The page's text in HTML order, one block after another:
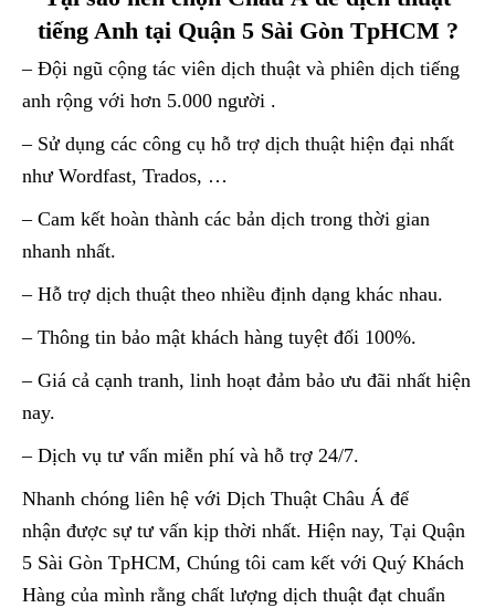
tiếng Anh tại Quận 5 Sài Gòn TpHCM ?
– Đội ngũ cộng tác viên dịch thuật và phiên dịch tiếng
anh rộng với hơn 5.000 người .
– Sử dụng các công cụ hỗ trợ dịch thuật hiện đại nhất
như Wordfast, Trados, …
– Cam kết hoàn thành các bản dịch trong thời gian
nhanh nhất.
– Hỗ trợ dịch thuật theo nhiều định dạng khác nhau.
– Thông tin bảo mật khách hàng tuyệt đối 100%.
– Giá cả cạnh tranh, linh hoạt đảm bảo ưu đãi nhất hiện
nay.
– Dịch vụ tư vấn miễn phí và hỗ trợ 24/7.
Nhanh chóng liên hệ với Dịch Thuật Châu Á để
nhận được sự tư vấn kịp thời nhất. Hiện nay, Tại Quận
5 Sài Gòn TpHCM, Chúng tôi cam kết với Quý Khách
Hàng của mình rằng chất lượng dịch thuật đạt chuẩn